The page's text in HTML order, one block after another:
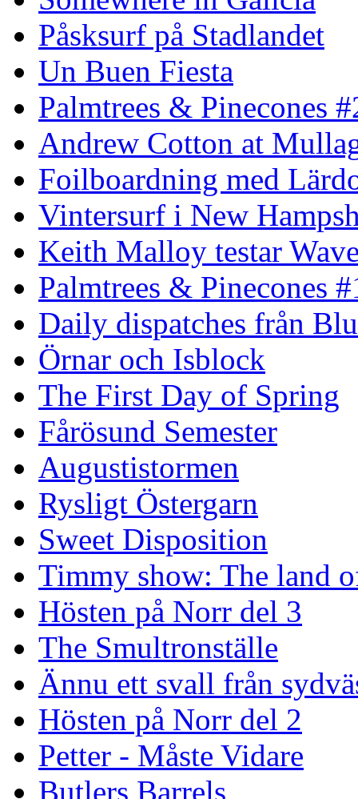
Påsksurf på Stadlandet
Un Buen Fiesta
Palmtrees & Pinecones
Andrew Cotton at
Foilboardning med
Vintersurf i New
Keith Malloy testar
Palmtrees & Pinecones
Daily dispatches från
Örnar och Isblock
The First Day of Spring
Fårösund Semester
Augustistormen
Rysligt Östergarn
Sweet Disposition
Timmy show: The land
Hösten på Norr del 3
The Smultronställe
Ännu ett svall från
Hösten på Norr del 2
Petter - Måste Vidare
Butlers Barrels